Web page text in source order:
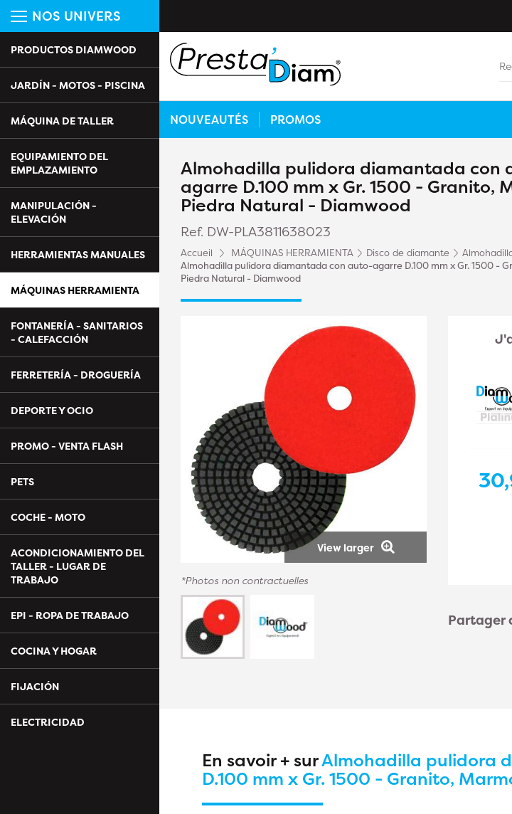
NOS UNIVERS
PRODUCTOS DIAMWOOD
JARDÍN - MOTOS - PISCINA
MÁQUINA DE TALLER
EQUIPAMIENTO DEL
EMPLAZAMIENTO
MANIPULACIÓN -
ELEVACIÓN
HERRAMIENTAS MANUALES
MÁQUINAS HERRAMIENTA
FONTANERÍA - SANITARIOS
- CALEFACCIÓN
FERRETERÍA - DROGUERÍA
DEPORTE Y OCIO
PROMO - VENTA FLASH
PETS
COCHE - MOTO
ACONDICIONAMIENTO DEL
TALLER - LUGAR DE
TRABAJO
EPI - ROPA DE TRABAJO
COCINA Y HOGAR
FIJACIÓN
ELECTRICIDAD
NOUVEAUTÉS PROMOS
Almohadilla pulidora diamantada con
agarre D.100 mm x Gr. 1500 - Granito,
Piedra Natural - Diamwood
Ref. DW-PLA3811638023
Accueil MÁQUINAS HERRAMIENTA Disco de diamante
Almohadilla pulidora diamantada con auto-agarre D.100 mm x Gr. 1500 -
Piedra Natural - Diamwood
View larger
*Photos non contractuelles
Partager
En savoir + surAlmohadilla pulidora
D.100 mm x Gr. 1500 - Granito,